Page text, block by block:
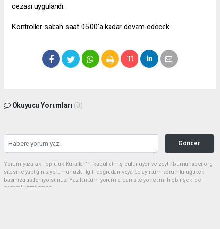
cezası uygulandı.
Kontroller sabah saat 05.00'a kadar devam edecek.
Okuyucu Yorumları (0)
Gönder
Yorum yazarak Topluluk Kuralları’nı kabul etmiş bulunuyor ve zeytinburnuhaber.org
sitesine yaptığınız yorumunuzla ilgili doğrudan veya dolaylı tüm sorumluluğu tek
başınıza üstleniyorsunuz. Yazılan tüm yorumlardan site yönetimi hiçbir şekilde
sorumlu tutulamaz.